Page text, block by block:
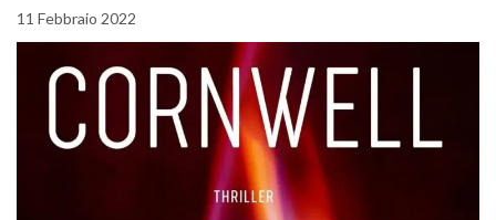
11 Febbraio 2022